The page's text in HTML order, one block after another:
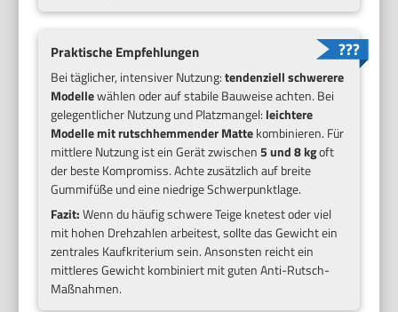
Praktische Empfehlungen
Bei täglicher, intensiver Nutzung:tendenziell schwerere
Modellewählen oder auf stabile Bauweise achten. Bei
gelegentlicher Nutzung und Platzmangel: leichtere
Modelle mit rutschhemmender Mattekombinieren. Für
mittlere Nutzung ist ein Gerät zwischen5 und 8 kgoft
der beste Kompromiss. Achte zusätzlich auf breite
Gummifüße und eine niedrige Schwerpunktlage.
Fazit:Wenn du häufig schwere Teige knetest oder viel
mit hohen Drehzahlen arbeitest, sollte das Gewicht ein
zentrales Kaufkriterium sein. Ansonsten reicht ein
mittleres Gewicht kombiniert mit guten Anti-Rutsch-
Maßnahmen.